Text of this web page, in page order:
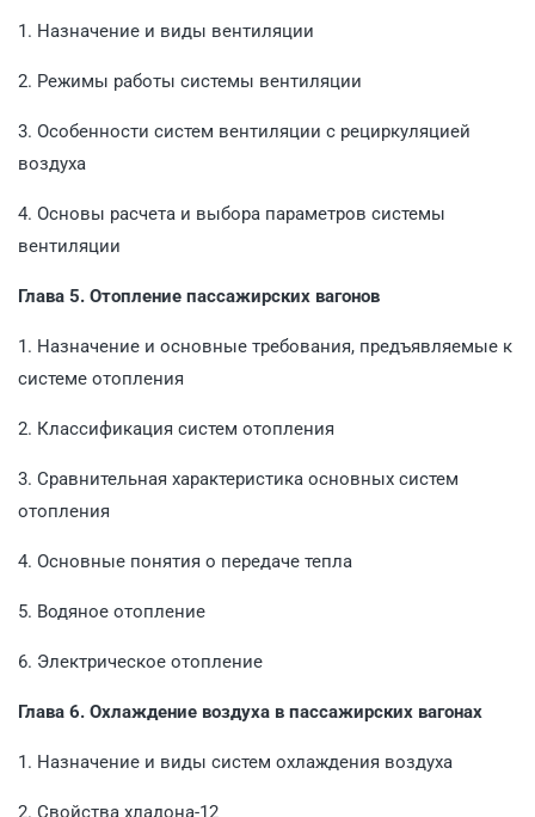
1. Назначение и виды вентиляции
2. Режимы работы системы вентиляции
3. Особенности систем вентиляции с рециркуляцией
воздуха
4. Основы расчета и выбора параметров системы
вентиляции
Глава 5. Отопление пассажирских вагонов
1. Назначение и основные требования, предъявляемые к
системе отопления
2. Классификация систем отопления
3. Сравнительная характеристика основных систем
отопления
4. Основные понятия о передаче тепла
5. Водяное отопление
6. Электрическое отопление
Глава 6. Охлаждение воздуха в пассажирских вагонах
1. Назначение и виды систем охлаждения воздуха
2. Свойства хладона-12